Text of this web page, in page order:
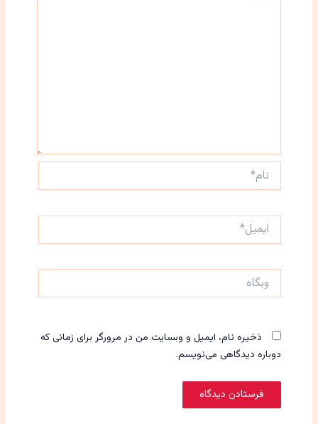
ایمیل*
ذخیره نام، ایمیل و وبسایت من در مرورگر برای زمانی که
دوباره دیدگاهی می‌نویسم.